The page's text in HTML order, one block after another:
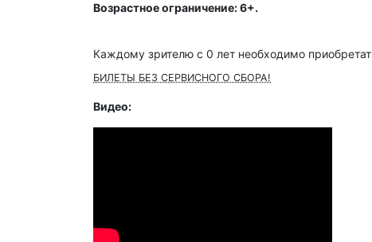
Возрастное ограничение: 6+.
Каждому зрителю c 0 лет необходимо
БИЛЕТЫ БЕЗ СЕРВИСНОГО СБОРА!
Видео: